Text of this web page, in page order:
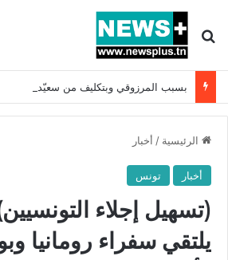
بحث عن
الرئيسية / أخبار
أخبار تونس
(تسهيل إجلاء
يلتقي سفراء رومانيا